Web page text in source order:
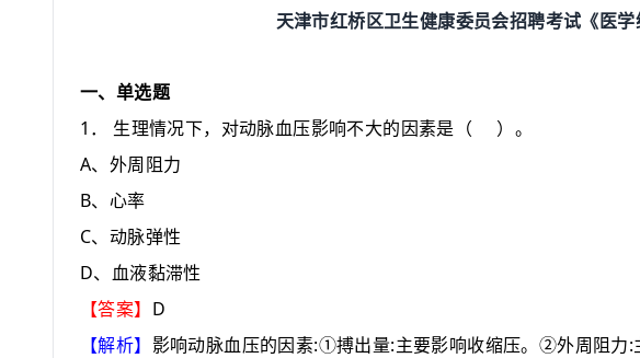
天津市红桥区卫生健康委员会招聘考试《医
一、单选题
1 ． 生理情况下，对动脉血压影响不大的因素是 （ ） 。
A、外周阻力
B、心率
C、动脉弹性
D、血液黏滞性
【答案】 D
【解析】 影响动脉血压的因素:①搏出量:主要影响收缩压。②外周阻力: